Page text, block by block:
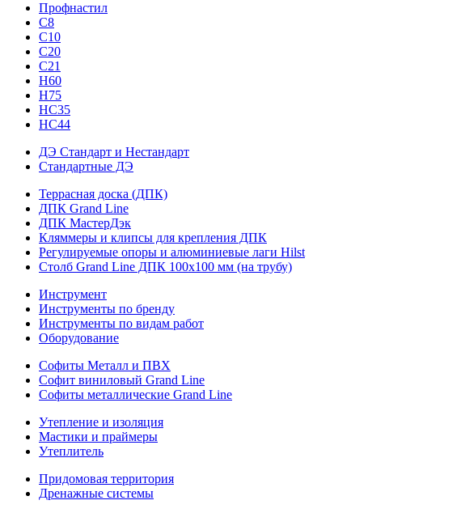
Профнастил
С8
С10
С20
С21
H60
H75
HС35
НС44
ДЭ Стандарт и Нестандарт
Стандартные ДЭ
Террасная доска (ДПК)
ДПК Grand Line
ДПК МастерДэк
Кляммеры и клипсы для крепления ДПК
Регулируемые опоры и алюминиевые лаги Hilst
Столб Grand Line ДПК 100х100 мм (на трубу)
Инструмент
Инструменты по бренду
Инструменты по видам работ
Оборудование
Софиты Металл и ПВХ
Софит виниловый Grand Line
Софиты металлические Grand Line
Утепление и изоляция
Мастики и праймеры
Утеплитель
Придомовая территория
Дренажные системы